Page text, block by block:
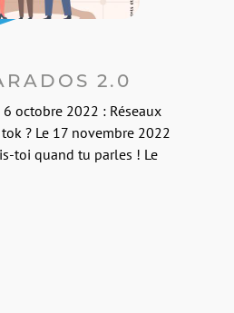
2.0
6 octobre 2022 : Réseaux
? Le 17 novembre 2022
toi quand tu parles ! Le